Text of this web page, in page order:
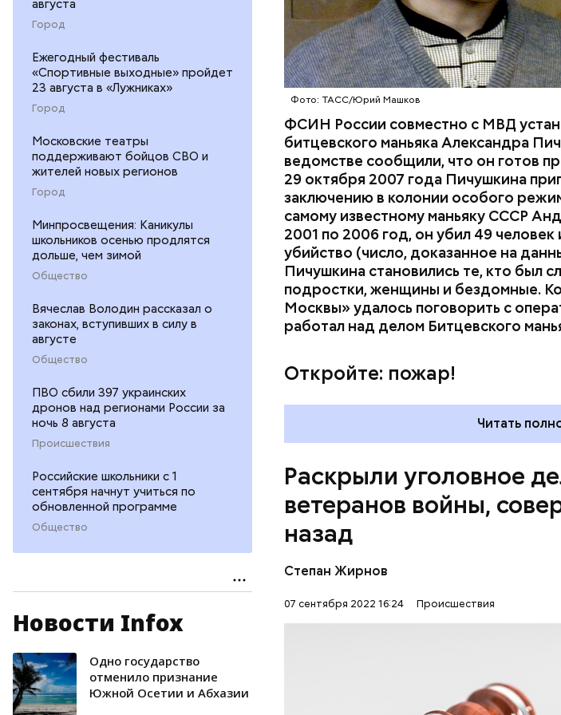
августа
Город
Ежегодный фестиваль
«Спортивные выходные» пройдет
23 августа в «Лужниках»
Город
Московские театры
поддерживают бойцов СВО и
жителей новых регионов
Город
Минпросвещения: Каникулы
школьников осенью продлятся
дольше, чем зимой
Общество
Вячеслав Володин рассказал о
законах, вступивших в силу в
августе
Общество
ПВО сбили 397 украинских
дронов над регионами России за
ночь 8 августа
Происшествия
Российские школьники с 1
сентября начнут учиться по
обновленной программе
Общество
Новости Infox
Одно государство
отменило признание
Южной Осетии и Абхазии
Фото: ТАСС/Юрий Машков
ФСИН России совместно с МВД
битцевского маньяка Александра
ведомстве сообщили, что он готов
29 октября 2007 года Пичушкина
заключению в колонии особого
самому известному маньяку СССР
2001 по 2006 год, он убил 49
убийство (число, доказанное на
Пичушкина становились те, кто был
подростки, женщины и бездомные.
Москвы» удалось поговорить с
работал над делом Битцевского
Откройте: пожар!
Читать
Раскрыли уголовное
ветеранов войны,
назад
Степан Жирнов
07 сентября 2022 16:24 Происшествия
По факту преступления было
На тот момент обнаруженные улики
преступление по горячим следам, но
кропотливой работе над
вышли на след одного из
ЗАДЕРЖАНИЯ